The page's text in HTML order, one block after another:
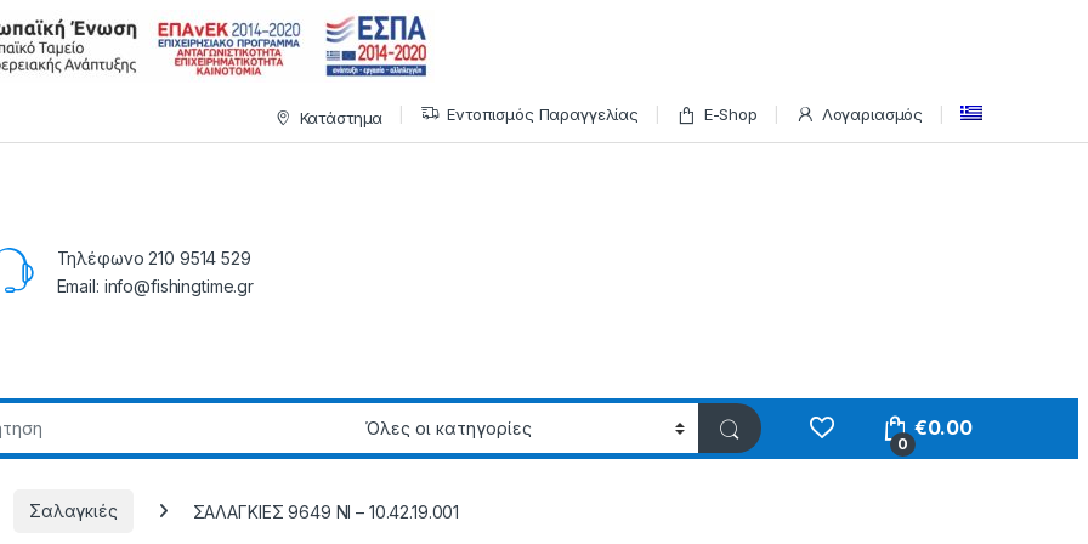
Κατάστημα Εντοπισμός Παραγγελίας E-Shop Λογαριασμός
Τηλέφωνο 210 9514 529
Email: info@fishingtime.gr
0
€0.00
Σαλαγκιές ΣΑΛΑΓΚΙΕΣ 9649 NI – 10.42.19.001